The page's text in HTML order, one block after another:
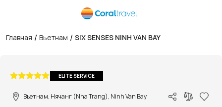
Главная / Вьетнам / SIX SENSES NINH VAN BAY
ELITE SERVICE
Вьетнам, Нячанг (Nha Trang), Ninh Van Bay